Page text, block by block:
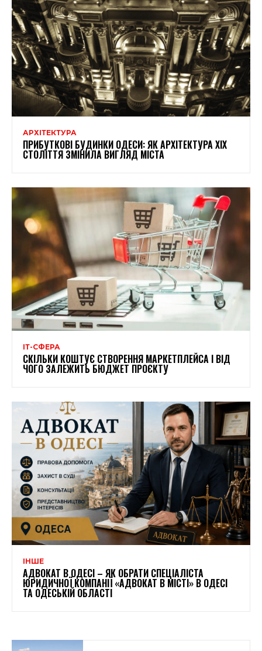
АРХІТЕКТУРА
ПРИБУТКОВІ БУДИНКИ ОДЕСИ: ЯК АРХІТЕКТУРА XIX
СТОЛІТТЯ ЗМІНИЛА ВИГЛЯД МІСТА
ІТ-СФЕРА
СКІЛЬКИ КОШТУЄ СТВОРЕННЯ МАРКЕТПЛЕЙСА І ВІД
ЧОГО ЗАЛЕЖИТЬ БЮДЖЕТ ПРОЄКТУ
ІНШЕ
АДВОКАТ В ОДЕСІ – ЯК ОБРАТИ СПЕЦІАЛІСТА
ЮРИДИЧНОЇ КОМПАНІЇ «АДВОКАТ В МІСТІ» В ОДЕСІ
ТА ОДЕСЬКІЙ ОБЛАСТІ